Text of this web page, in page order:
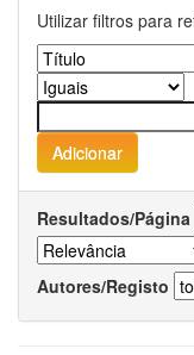
Utilizar filtros para
Resultados/Página
Autores/Registo